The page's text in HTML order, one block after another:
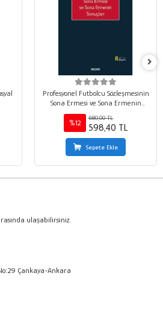
Profesyonel Futbolcu Sözleşmesinin
Sona Ermesi ve Sona Ermenin
Sonuçları
%12
680,00 TL
598,40 TL
Sepete Ekle
ulaşabilirsiniz.
Çankaya-Ankara